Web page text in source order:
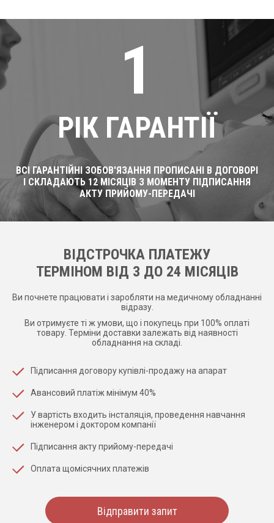
1
РІК ГАРАНТІЇ
ВСІ ГАРАНТІЙНІ ЗОБОВ'ЯЗАННЯ ПРОПИСАНІ В ДОГОВОРІ
І СКЛАДАЮТЬ 12 МІСЯЦІВ З МОМЕНТУ ПІДПИСАННЯ
АКТУ ПРИЙОМУ-ПЕРЕДАЧІ
ВІДСТРОЧКА ПЛАТЕЖУ
ТЕРМІНОМ ВІД 3 ДО 24 МІСЯЦІВ
Ви почнете працювати і заробляти на медичному обладнанні
відразу.
Ви отримуєте ті ж умови, що і покупець при 100% оплаті
товару. Терміни доставки залежать від наявності
обладнання на складі.
Підписання договору купівлі-продажу на апарат
Авансовий платіж мінімум 40%
У вартість входить інсталяція, проведення навчання
інженером і доктором компанії
Підписання акту прийому-передачі
Оплата щомісячних платежів
Відправити запит